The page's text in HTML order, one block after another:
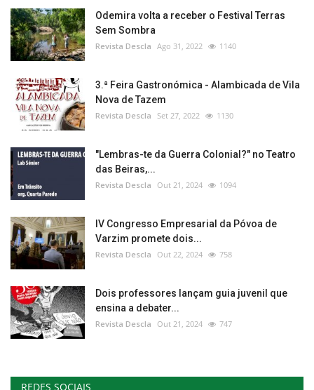
Odemira volta a receber o Festival Terras
Sem Sombra
Revista Descla Ago 31, 2022 1140
3.ª Feira Gastronómica - Alambicada de Vila
Nova de Tazem
Revista Descla Set 27, 2022 1130
"Lembras-te da Guerra Colonial?" no Teatro
das Beiras,...
Revista Descla Out 21, 2024 1094
IV Congresso Empresarial da Póvoa de
Varzim promete dois...
Revista Descla Out 22, 2024 758
Dois professores lançam guia juvenil que
ensina a debater...
Revista Descla Out 21, 2024 747
REDES SOCIAIS